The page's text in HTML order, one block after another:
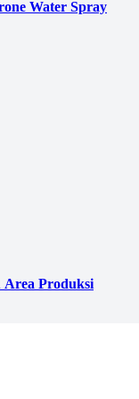
Water Spray
Area Produksi